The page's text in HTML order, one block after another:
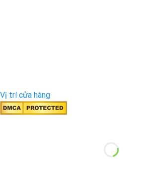
Vị trí cửa hàng